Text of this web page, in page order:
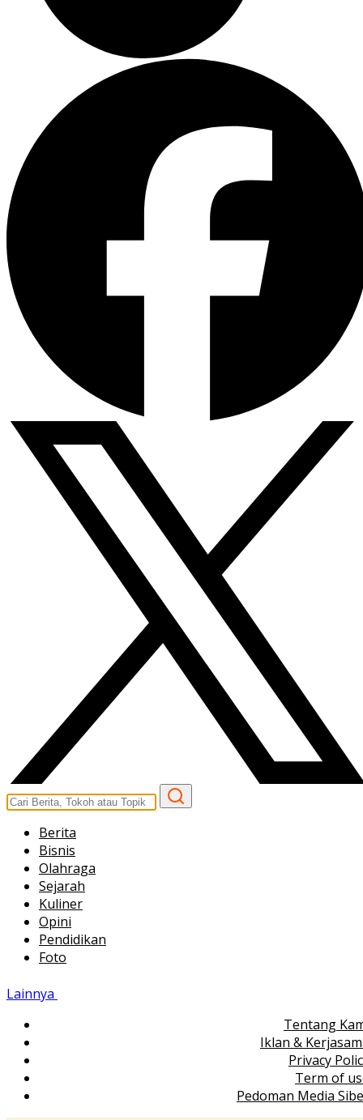
Berita
Bisnis
Olahraga
Sejarah
Kuliner
Opini
Pendidikan
Foto
Lainnya
Tentang
Iklan &
Privacy
Term of
Pedoman Media